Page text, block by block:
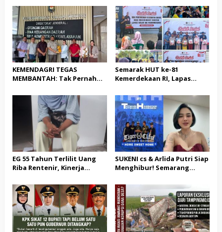
KEPALA DINAS PENDIDIKAN
KEMENDAGRI TEGAS
MEMBANTAH: Tak Pernah
STC Tak Diperpanjang
Semarak HUT ke-81
Kemerdekaan RI, Lapas
Sosial dan Pemeriksaan
Kesehatan Gratis bagi
Masyarakat
EG 55 Tahun Terlilit Uang
Riba Rentenir, Kinerja
Satreskrim Polresta
Karawang unit krimum
Patut di Pertanyakan
SUKENI cs & Arlida Putri Siap
Menghibur! Semarang
Akbar “Back On Track” 2026–
2029